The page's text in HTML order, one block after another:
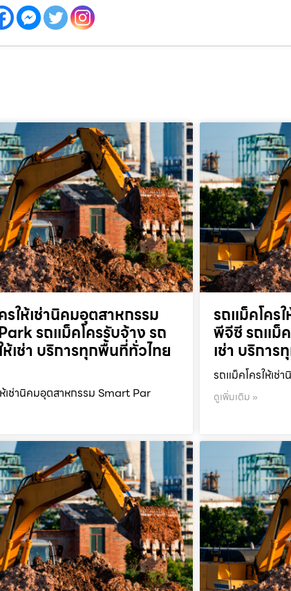
รให้เช่านิคมอุตสาหกรรม
รถแม็คโครรับจ้าง รถ
ห้เช่า บริการทุกพื้นที่ทั่วไทย
เช่านิคมอุตสาหกรรม Smart Par
รถแม็คโคร
พีจีซี รถแม็
เช่า บริกา
รถแม็คโครให้เช่
ดูเพิ่มเติม »